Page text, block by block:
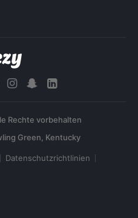
Rechte vorbehalten
Datenschutzrichtlinien